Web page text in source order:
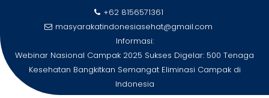
content
+62 8156571361
masyarakatindonesiasehat@gmail.com
Informasi:
Webinar Nasional Campak 2025 Sukses Digelar: 500 Tenaga
Kesehatan Bangkitkan Semangat Eliminasi Campak di
Indonesia